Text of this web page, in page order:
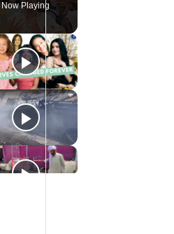
Now Playing